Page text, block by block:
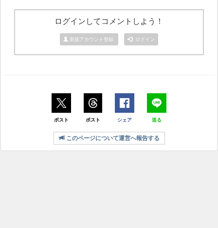
ログインしてコメントしよう！
新規アカウント登録 ログイン
ポスト ポスト シェア 送る
このページについて運営へ報告する